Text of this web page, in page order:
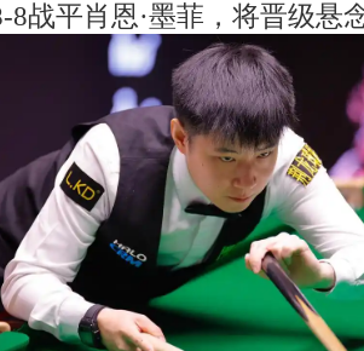
8战平肖恩·墨菲，将晋级悬